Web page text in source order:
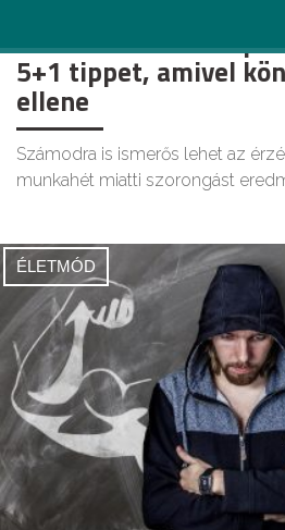
Szomorú a
5+1 tippet, amivel
ellene
Számodra is ismerős lehet az
munkahét miatti szorongást
ÉLETMÓD